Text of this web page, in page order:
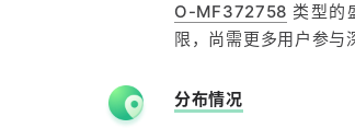
O-MF372758 类型的
限，尚需更多用户参与
分布情况